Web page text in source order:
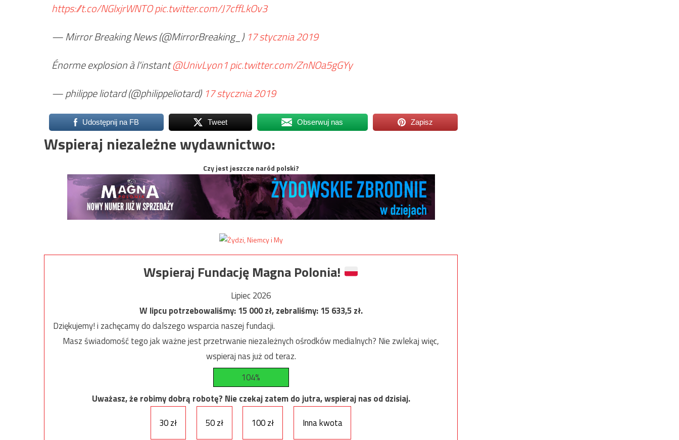
https://t.co/NGlxjrWNTOpic.twitter.com/J7cffLkOv3
— Mirror Breaking News (@MirrorBreaking_) 17 stycznia 2019
Énorme explosion à l'instant@UnivLyon1pic.twitter.com/ZnNOa5gGYy
— philippe liotard (@philippeliotard) 17 stycznia 2019
Udostępnij na FB Tweet Obserwuj nas Zapisz
Wspieraj niezależne wydawnictwo:
Czy jest jeszcze naród polski?
Wspieraj Fundację Magna Polonia!
Lipiec 2026
W lipcu potrzebowaliśmy:15 000zł, zebraliśmy:15 633,5zł.
Dziękujemy! i zachęcamy do dalszego wsparcia naszej fundacji.
Masz świadomość tego jak ważne jest przetrwanie niezależnych ośrodków medialnych? Nie zwlekaj więc,
wspieraj nas już od teraz.
104%
Uważasz, że robimy dobrą robotę? Nie czekaj zatem do jutra, wspieraj nas od dzisiaj.
30 zł
50 zł 100 zł Inna kwota